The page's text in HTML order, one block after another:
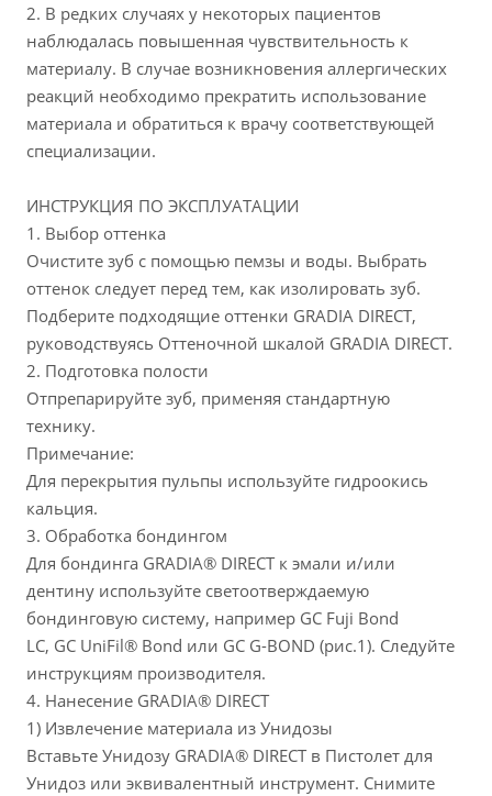
2. В редких случаях у некоторых пациентов
наблюдалась повышенная чувствительность к
материалу. В случае возникновения аллергических
реакций необходимо прекратить использование
материала и обратиться к врачу соответствующей
специализации.
ИНСТРУКЦИЯ ПО ЭКСПЛУАТАЦИИ
1. Выбор оттенка
Очистите зуб с помощью пемзы и воды. Выбрать
оттенок следует перед тем, как изолировать зуб.
Подберите подходящие оттенки GRADIA DIRECT,
руководствуясь Оттеночной шкалой GRADIA DIRECT.
2. Подготовка полости
Отпрепарируйте зуб, применяя стандартную
технику.
Примечание:
Для перекрытия пульпы используйте гидроокись
кальция.
3. Обработка бондингом
Для бондинга GRADIA® DIRECT к эмали и/или
дентину используйте светоотверждаемую
бондинговую систему, например GC Fuji Bond
LC, GC UniFil® Bond или GC G-BOND (рис.1). Следуйте
инструкциям производителя.
4. Нанесение GRADIA® DIRECT
1) Извлечение материала из Унидозы
Вставьте Унидозу GRADIA® DIRECT в Пистолет для
Унидоз или эквивалентный инструмент. Снимите